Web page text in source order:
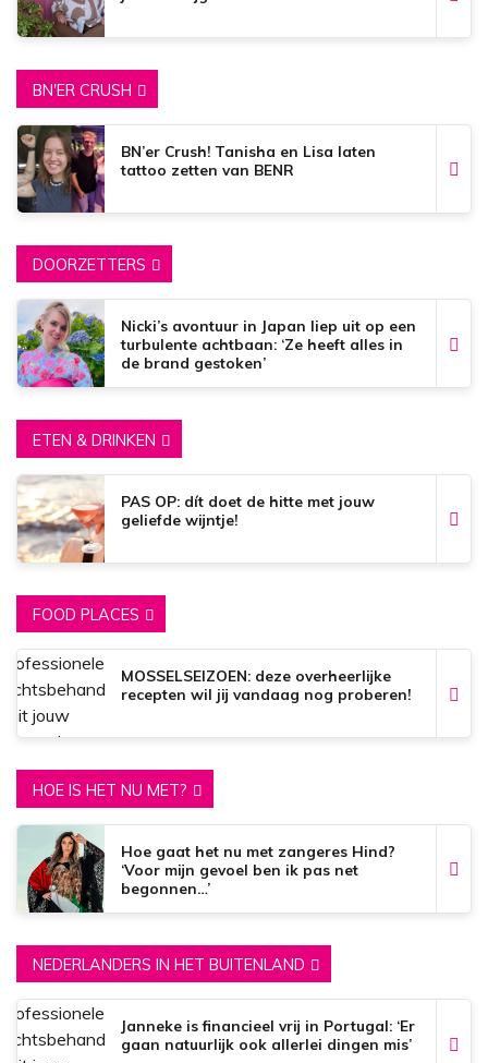
BN'ER CRUSH
BN’er Crush! Tanisha en Lisa laten
tattoo zetten van BENR
DOORZETTERS
Nicki’s avontuur in Japan liep uit op een
turbulente achtbaan: ‘Ze heeft alles in
de brand gestoken’
ETEN & DRINKEN
PAS OP: dít doet de hitte met jouw
geliefde wijntje!
FOOD PLACES
MOSSELSEIZOEN: deze overheerlijke
recepten wil jij vandaag nog proberen!
HOE IS HET NU MET?
Hoe gaat het nu met zangeres Hind?
‘Voor mijn gevoel ben ik pas net
begonnen…’
NEDERLANDERS IN HET BUITENLAND
Janneke is financieel vrij in Portugal: ‘Er
gaan natuurlijk ook allerlei dingen mis’